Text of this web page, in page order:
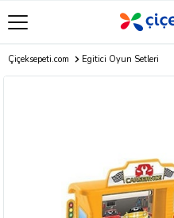
Çiçeksepeti.com Egitici Oyun Setleri